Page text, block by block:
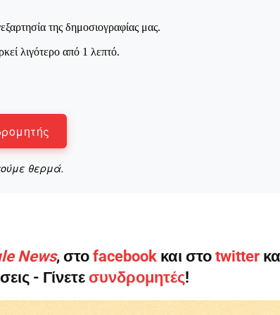
της δημοσιογραφίας μας.
λιγότερο από 1 λεπτό.
θερμά.
News, στο facebook και στο twitter
- Γίνετε συνδρομητές!